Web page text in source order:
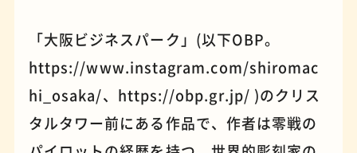
パンケーキ 手芸
「大阪ビジネスパーク」(以下OBP。
https://www.instagram.com/shiromac
hi_osaka/、https://obp.gr.jp/ )のクリス
タルタワー前にある作品で、作者は零戦の